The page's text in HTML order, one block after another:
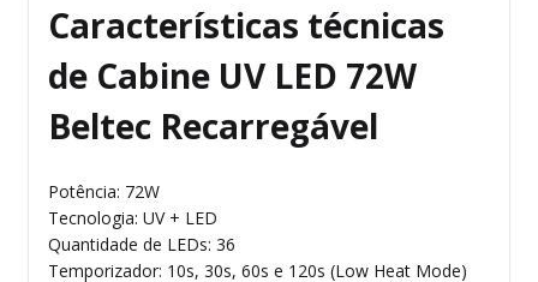
Características técnicas
de Cabine UV LED 72W
Beltec Recarregável
Potência: 72W
Tecnologia: UV + LED
Quantidade de LEDs: 36
Temporizador: 10s, 30s, 60s e 120s (Low Heat Mode)